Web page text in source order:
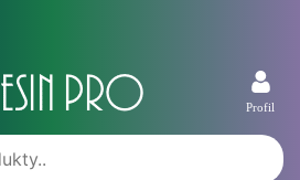
Profil